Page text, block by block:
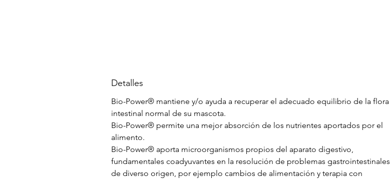
Detalles
Bio-Power® mantiene y/o ayuda a recuperar el adecuado equilibrio de la flora
intestinal normal de su mascota.
Bio-Power® permite una mejor absorción de los nutrientes aportados por el
alimento.
Bio-Power® aporta microorganismos propios del aparato digestivo,
fundamentales coadyuvantes en la resolución de problemas gastrointestinales
de diverso origen, por ejemplo cambios de alimentación y terapia con